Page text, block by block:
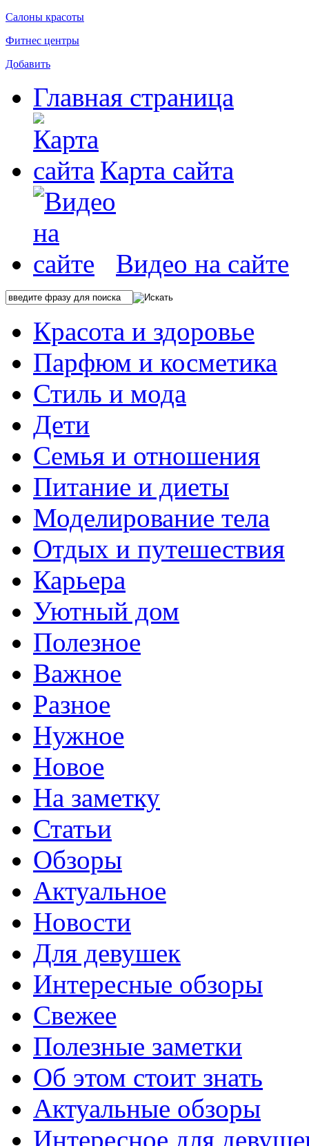
Салоны красоты
Фитнес центры
Добавить
Главная страница
Карта сайта
Видео на сайте
Красота и здоровье
Парфюм и косметика
Стиль и мода
Дети
Семья и отношения
Питание и диеты
Моделирование тела
Отдых и путешествия
Карьера
Уютный дом
Полезное
Важное
Разное
Нужное
Новое
На заметку
Статьи
Обзоры
Актуальное
Новости
Для девушек
Интересные обзоры
Свежее
Полезные заметки
Об этом стоит знать
Актуальные обзоры
Интересное для